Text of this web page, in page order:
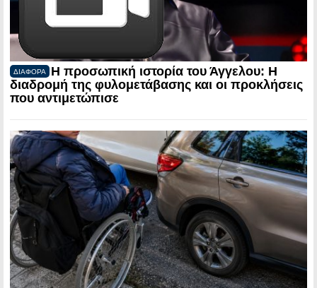
ΔΙΑΦΟΡΑ
Η προσωπική ιστορία του Άγγελου: Η
διαδρομή της φυλομετάβασης και οι προκλήσεις
που αντιμετώπισε